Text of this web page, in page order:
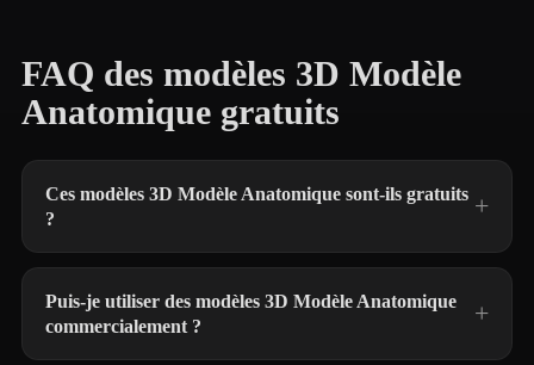
FAQ des modèles 3D Modèle
Anatomique gratuits
Ces modèles 3D Modèle Anatomique sont-ils gratuits
?
Puis-je utiliser des modèles 3D Modèle Anatomique
commercialement ?